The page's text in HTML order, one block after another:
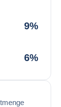
9%
6%